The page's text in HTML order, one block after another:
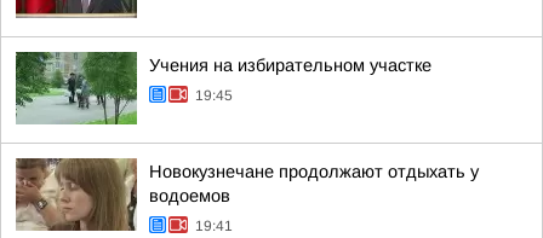
Учения на избирательном участке
19:45
Новокузнечане продолжают отдыхать у
водоемов
19:41